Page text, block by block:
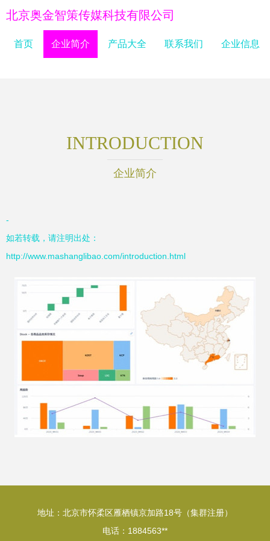
北京奥金智策传媒科技有限公司
首页 企业简介 产品大全 联系我们 企业信息
INTRODUCTION
企业简介
-
如若转载，请注明出处：
http://www.mashanglibao.com/introduction.html
地址：北京市怀柔区雁栖镇京加路18号（集群注册）
电话：1884563**